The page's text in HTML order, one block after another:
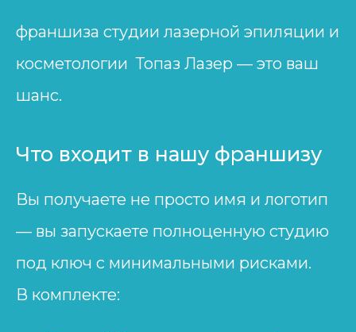
франшиза студии лазерной эпиляции и
косметологии Топаз Лазер — это ваш
шанс.
Что входит в нашу франшизу
Вы получаете не просто имя и логотип
— вы запускаете полноценную студию
под ключ с минимальными рисками.
В комплекте: